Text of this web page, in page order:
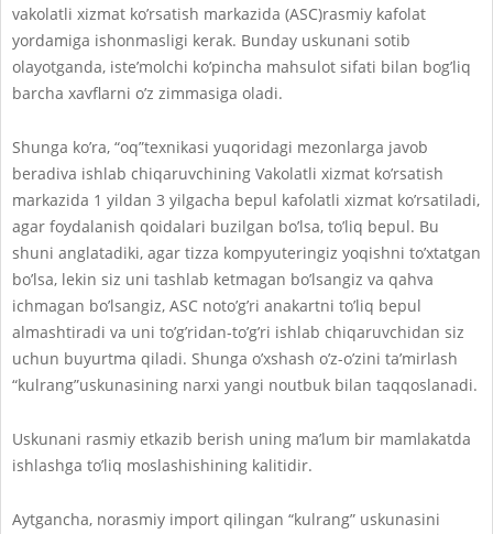
vakolatli xizmat ko’rsatish markazida (ASC)rasmiy kafolat
yordamiga ishonmasligi kerak. Bunday uskunani sotib
olayotganda, iste’molchi ko’pincha mahsulot sifati bilan bog’liq
barcha xavflarni o’z zimmasiga oladi.
Shunga ko’ra, “oq”texnikasi yuqoridagi mezonlarga javob
beradiva ishlab chiqaruvchining Vakolatli xizmat ko’rsatish
markazida 1 yildan 3 yilgacha bepul kafolatli xizmat ko’rsatiladi,
agar foydalanish qoidalari buzilgan bo’lsa, to’liq bepul. Bu
shuni anglatadiki, agar tizza kompyuteringiz yoqishni to’xtatgan
bo’lsa, lekin siz uni tashlab ketmagan bo’lsangiz va qahva
ichmagan bo’lsangiz, ASC noto’g’ri anakartni to’liq bepul
almashtiradi va uni to’g’ridan-to’g’ri ishlab chiqaruvchidan siz
uchun buyurtma qiladi. Shunga o’xshash o’z-o’zini ta’mirlash
“kulrang”uskunasining narxi yangi noutbuk bilan taqqoslanadi.
Uskunani rasmiy etkazib berish uning ma’lum bir mamlakatda
ishlashga to’liq moslashishining kalitidir.
Aytgancha, norasmiy import qilingan “kulrang” uskunasini